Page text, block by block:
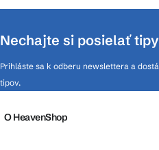
Nechajte si posielať
Prihláste sa k odberu newslettera a
tipov.
O HeavenShop